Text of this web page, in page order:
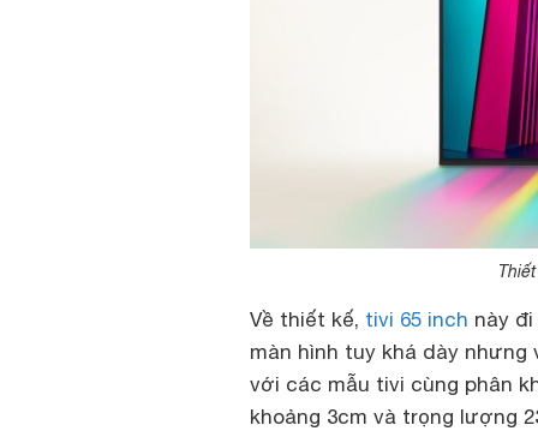
Về thiết kế, tivi 65 inch này
màn hình tuy khá dày nhưng
với các mẫu tivi cùng phân
khoảng 3cm và trọng lượng